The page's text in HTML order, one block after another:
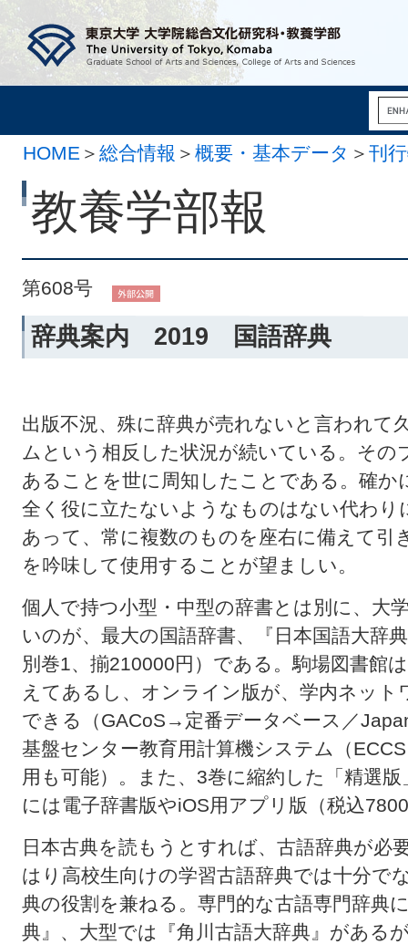
HOME ＞ 総合情報 ＞ 概要・基本データ ＞ 刊
月 1日）
教養学部報
第608号
辞典案内 2019 国語辞典
出版不況、殊に辞典が売れないと言われて
ムという相反した状況が続いている。その
あることを世に周知したことである。確か
全く役に立たないようなものはない代わ
あって、常に複数のものを座右に備えて引
を吟味して使用することが望ましい。
個人で持つ小型・中型の辞書とは別に、大
いのが、最大の国語辞書、『日本国語大辞
別巻1、揃210000円）である。駒場図書館
えてあるし、オンライン版が、学内ネッ
できる（GACoS→定番データベース／
基盤センター教育用計算機システム（
用も可能）。また、3巻に縮約した「精選
には電子辞書版やiOS用アプリ版（税込
日本古典を読もうとすれば、古語辞典が必
はり高校生向けの学習古語辞典では十分で
典の役割を兼ねる。専門的な古語専門辞典
典』、大型では『角川古語大辞典』がある